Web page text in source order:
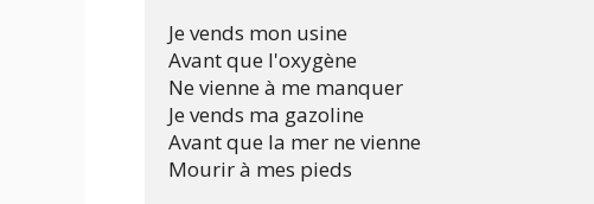
Je vends mon usine
Avant que l'oxygène
Ne vienne à me manquer
Je vends ma gazoline
Avant que la mer ne vienne
Mourir à mes pieds